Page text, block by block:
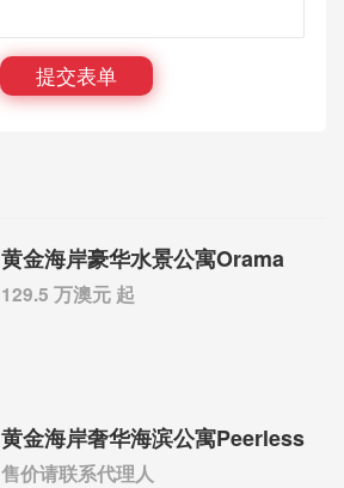
提交表单
黄金海岸豪华水景公寓Orama
129.5 万澳元 起
黄金海岸奢华海滨公寓Peerless
售价请联系代理人